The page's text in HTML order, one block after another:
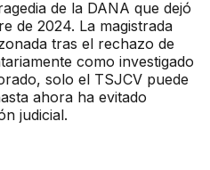
de la DANA que dejó
de 2024. La magistrada
tras el rechazo de
como investigado
solo el TSJCV puede
ahora ha evitado
judicial.